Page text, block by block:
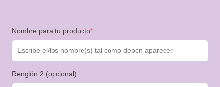
Nombre para tu producto*
Renglón 2 (opcional)